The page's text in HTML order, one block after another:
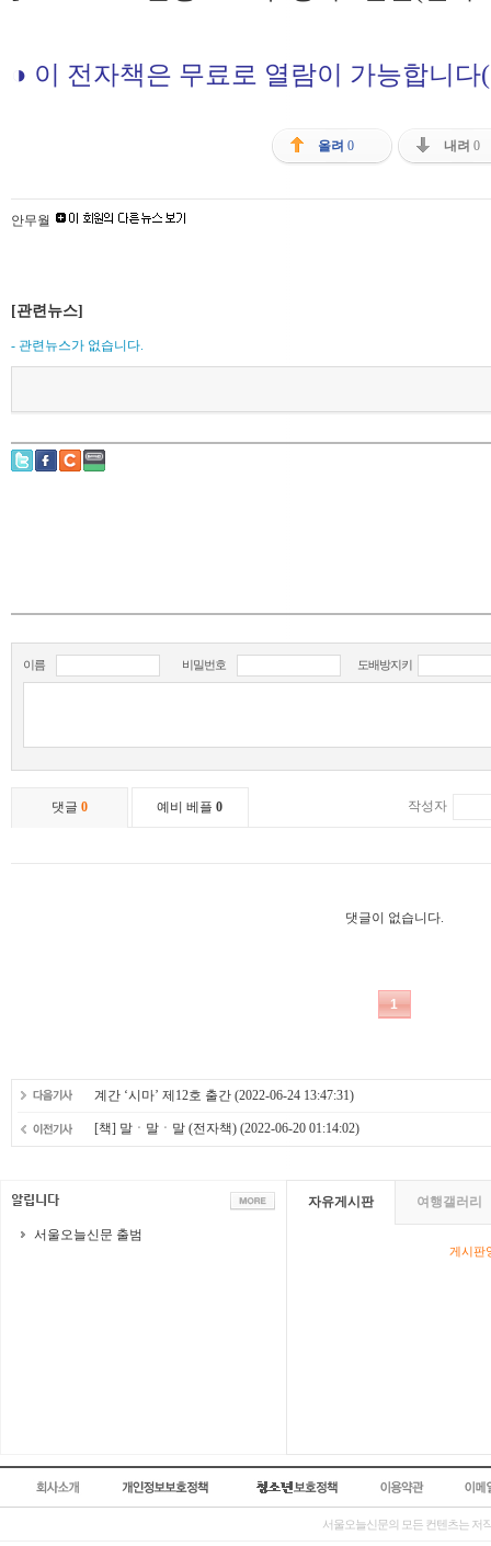
◑ 이 전자책은 무료로 열람이 가능합니다
올려 0 내려 0
안무월
[관련뉴스]
- 관련뉴스가 없습니다.
계간 ‘시마’ 제12호 출간 (2022-06-24 13:47:31)
[책] 말ㆍ말ㆍ말 (전자책) (2022-06-20 01:14:02)
서울오늘신문 출범
자유게시판 여행갤러리
게시판
서울오늘신문의 모든 컨텐츠는 저